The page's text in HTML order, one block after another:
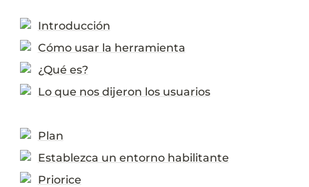
Introducción
Cómo usar la herramienta
¿Qué es?
Lo que nos dijeron los usuarios
Plan
Establezca un entorno habilitante
Priorice